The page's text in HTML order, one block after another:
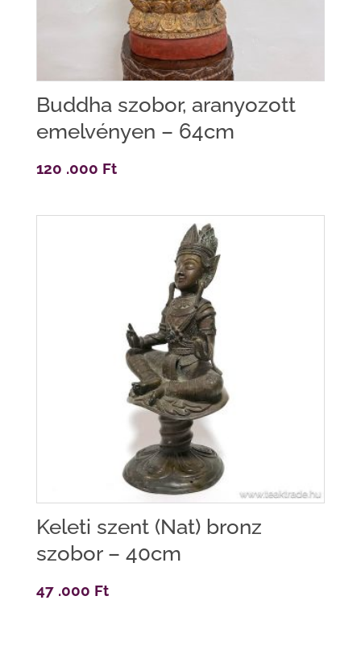
Buddha szobor, aranyozott
emelvényen – 64cm
120 .000 Ft
Keleti szent (Nat) bronz
szobor – 40cm
47 .000 Ft